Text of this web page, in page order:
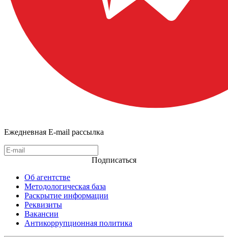
Ежедневная E-mail рассылка
Подписаться
Об агентстве
Методологическая база
Раскрытие информации
Реквизиты
Вакансии
Антикоррупционная политика